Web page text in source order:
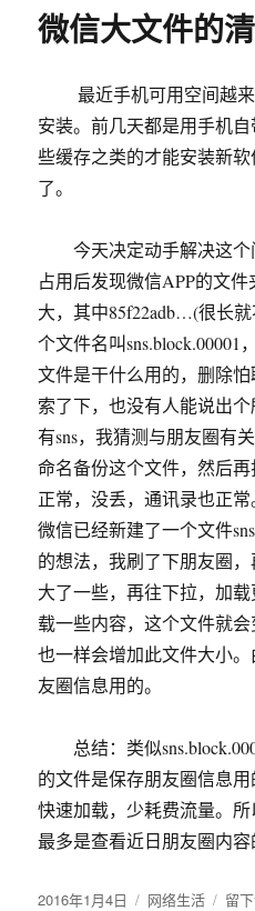
(84)
的
解
决
微信大文件的
最近手机可用空间越来
安装。前几天都是用手机
些缓存之类的才能安装新
了。
今天决定动手解决这个
占用后发现微信APP的文
大，其中85f22adb…(很长
个文件名叫
文件是干什么用的，删除
索了下，也没有人能说出
有sns，我猜测与朋友圈有
命名备份这个文件，然后
正常，没丢，通讯录也正
微信已经新建了一个文件
的想法，我刷了下朋友圈
大了一些，再往下拉，加
载一些内容，这个文件就
也一样会增加此文件大小
友圈信息用的。
总结：类似
的文件是保存朋友圈信息
快速加载，少耗费流量。所
最多是查看近日朋友圈内容
发
2016年1月4日
分
网络生活
于
留